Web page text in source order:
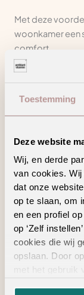
Toestemming
Deze website
Wij, en derde
van cookies.
dat onze
op te slaan, om
en een profiel
op ‘Zelf
cookies die wij
opslaan. Door
met het gebruik
Met deze
woonkamer een
comfort.
Visgraat vloeren
in een hoek van
uniek lijnenspel
tegenstelling tot
onderhouden,
maakt het niet
functionele
Of je nu een
een strakke,
pvc vloeren van
bij jouw